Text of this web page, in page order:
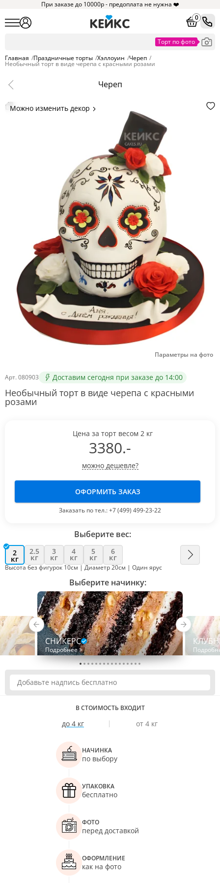
При заказе до 10000р - предоплата не нужна ❤️
0
Главная /Праздничные торты /Хэллоуин /Череп /
Необычный торт в виде черепа с красными розами
Череп
Можно изменить декор
Параметры на фото
Арт. 080903 Доставим сегодня при заказе до 14:00
Необычный торт в виде черепа с красными
розами
Выберите вес:
2
кг
2.5
кг
3
кг
4
кг
5
кг
6
кг
Высота без фигурок 10см | Диаметр 20см | Один ярус
Выберите начинку:
СНИКЕРС
Подробнее >
Цена за торт весом 2 кг
3380.-
можно дешевле?
ОФОРМИТЬ ЗАКАЗ
Заказать по тел.:+7 (499) 499-23-22
В СТОИМОСТЬ ВХОДИТ
до 4 кг от 4 кг
НАЧИНКА
по выбору
УПАКОВКА
бесплатно
ФОТО
перед доставкой
ОФОРМЛЕНИЕ
как на фото